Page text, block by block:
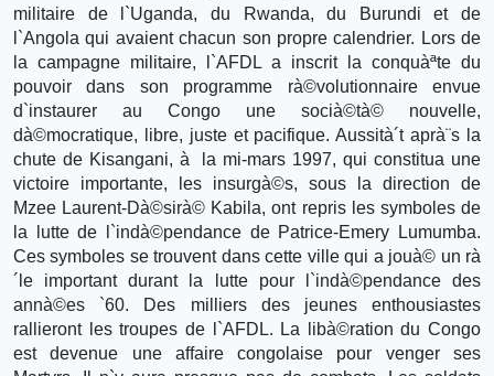
militaire de l`Uganda, du Rwanda, du Burundi et de
l`Angola qui avaient chacun son propre calendrier. Lors de
la campagne militaire, l`AFDL a inscrit la conquàªte du
pouvoir dans son programme rà©volutionnaire envue
d`instaurer au Congo une socià©tà© nouvelle,
dà©mocratique, libre, juste et pacifique. Aussità´t aprà¨s la
chute de Kisangani, à la mi-mars 1997, qui constitua une
victoire importante, les insurgà©s, sous la direction de
Mzee Laurent-Dà©sirà© Kabila, ont repris les symboles de
la lutte de l`indà©pendance de Patrice-Emery Lumumba.
Ces symboles se trouvent dans cette ville qui a jouà© un rà
´le important durant la lutte pour l`indà©pendance des
annà©es `60. Des milliers des jeunes enthousiastes
rallieront les troupes de l`AFDL. La libà©ration du Congo
est devenue une affaire congolaise pour venger ses